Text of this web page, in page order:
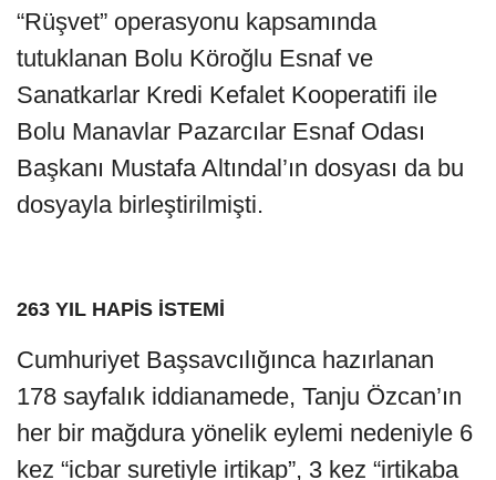
“Rüşvet” operasyonu kapsamında
tutuklanan Bolu Köroğlu Esnaf ve
Sanatkarlar Kredi Kefalet Kooperatifi ile
Bolu Manavlar Pazarcılar Esnaf Odası
Başkanı Mustafa Altındal’ın dosyası da bu
dosyayla birleştirilmişti.
263 YIL HAPİS İSTEMİ
Cumhuriyet Başsavcılığınca hazırlanan
178 sayfalık iddianamede, Tanju Özcan’ın
her bir mağdura yönelik eylemi nedeniyle 6
kez “icbar suretiyle irtikap”, 3 kez “irtikaba